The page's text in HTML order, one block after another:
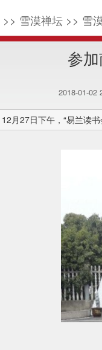
>> 雪漠禅坛 >> 雪
参
2018-01-02
12月27日下午，“易兰读